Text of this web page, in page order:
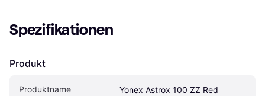
Spezifikationen
Produkt
Produktname Yonex Astrox 100 ZZ Red